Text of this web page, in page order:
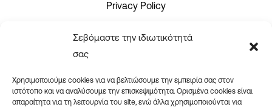
Σεβόμαστε την ιδιωτικότητά
σας
Χρησιμοποιούμε cookies για να βελτιώσουμε την εμπειρία σας στον
ιστότοπο και να αναλύσουμε την επισκεψιμότητα. Ορισμένα cookies είναι
απαραίτητα για τη λειτουργία του site, ενώ άλλα χρησιμοποιούνται για
Privacy Policy
2310 465660
info@issueprint.gr|ipsilou@gmail.com